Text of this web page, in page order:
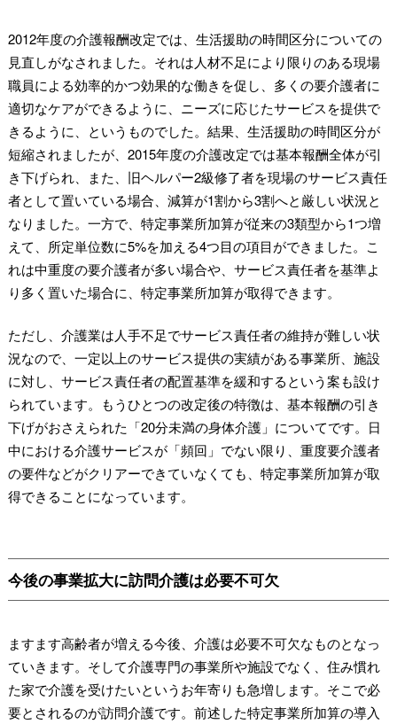
2012年度の介護報酬改定では、生活援助の時間区分についての
見直しがなされました。それは人材不足により限りのある現場
職員による効率的かつ効果的な働きを促し、多くの要介護者に
適切なケアができるように、ニーズに応じたサービスを提供で
きるように、というものでした。結果、生活援助の時間区分が
短縮されましたが、2015年度の介護改定では基本報酬全体が引
き下げられ、また、旧ヘルパー2級修了者を現場のサービス責任
者として置いている場合、減算が1割から3割へと厳しい状況と
なりました。一方で、特定事業所加算が従来の3類型から1つ増
えて、所定単位数に5%を加える4つ目の項目ができました。こ
れは中重度の要介護者が多い場合や、サービス責任者を基準よ
り多く置いた場合に、特定事業所加算が取得できます。
ただし、介護業は人手不足でサービス責任者の維持が難しい状
況なので、一定以上のサービス提供の実績がある事業所、施設
に対し、サービス責任者の配置基準を緩和するという案も設け
られています。もうひとつの改定後の特徴は、基本報酬の引き
下げがおさえられた「20分未満の身体介護」についてです。日
中における介護サービスが「頻回」でない限り、重度要介護者
の要件などがクリアーできていなくても、特定事業所加算が取
得できることになっています。
今後の事業拡大に訪問介護は必要不可欠
ますます高齢者が増える今後、介護は必要不可欠なものとなっ
ていきます。そして介護専門の事業所や施設でなく、住み慣れ
た家で介護を受けたいというお年寄りも急増します。そこで必
要とされるのが訪問介護です。前述した特定事業所加算の導入